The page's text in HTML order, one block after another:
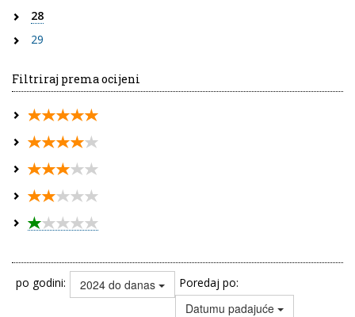
28
29
Filtriraj prema ocijeni
po godini: 2024 do danas Poredaj po:
Datumu padajuće